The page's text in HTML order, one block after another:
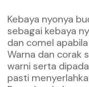
Kebaya nyonya
sebagai kebaya
dan comel
Warna dan corak
warni serta
pasti